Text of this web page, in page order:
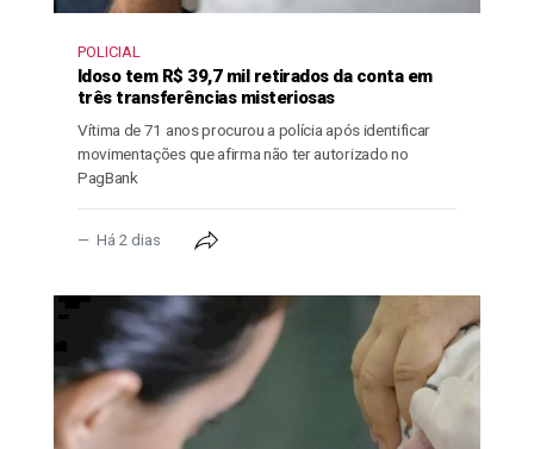
POLICIAL
Idoso tem R$ 39,7 mil retirados da conta em
três transferências misteriosas
Vítima de 71 anos procurou a polícia após identificar
movimentações que afirma não ter autorizado no
PagBank
Há 2 dias